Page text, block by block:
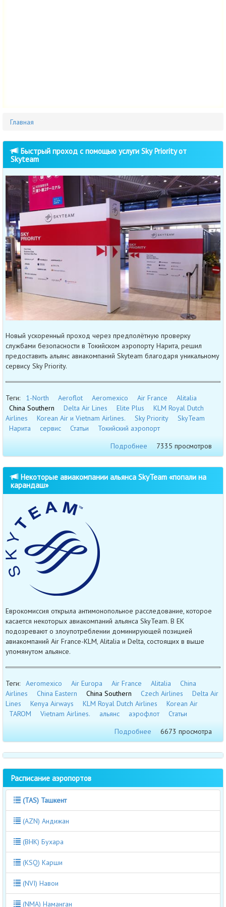
Главная
Быстрый проход с помощью услуги Sky Priority от
Skyteam
Новый ускоренный проход через предполётную проверку
службами безопасности в Токийском аэропорту Нарита, решил
предоставить альянс авиакомпаний Skyteam благодаря уникальному
сервису Sky Priority.
Теги: 1-North Aeroflot Aeromexico Air France
Alitalia
China Southern
Delta Air Lines Elite Plus
KLM Royal Dutch
Airlines
Korean Air и Vietnam Airlines. Sky Priority
SkyTeam
Нарита
сервис Статьи
Токийский аэропорт
Подробнее
7335 просмотров
Некоторые авиакомпании альянса SkyTeam «попали на
карандаш»
Еврокомиссия открыла антимонопольное расследование, которое
касается некоторых авиакомпаний альянса SkyTeam. В ЕК
подозревают о злоупотреблении доминирующей позицией
авиакомпаний Air France-KLM, Alitalia и Delta, состоящих в выше
упомянутом альянсе.
Теги: Aeromexico Air Europa Air France Alitalia
China
Airlines
China Eastern China Southern Czech Airlines
Delta Air
Lines
Kenya Airways KLM Royal Dutch Airlines
Korean Air
TAROM
Vietnam Airlines. альянс аэрофлот
Статьи
Подробнее
6673 просмотра
Расписание аэропортов
(TAS) Ташкент
(AZN) Андижан
(BHK) Бухара
(KSQ) Карши
(NVI) Навои
(NMA) Наманган